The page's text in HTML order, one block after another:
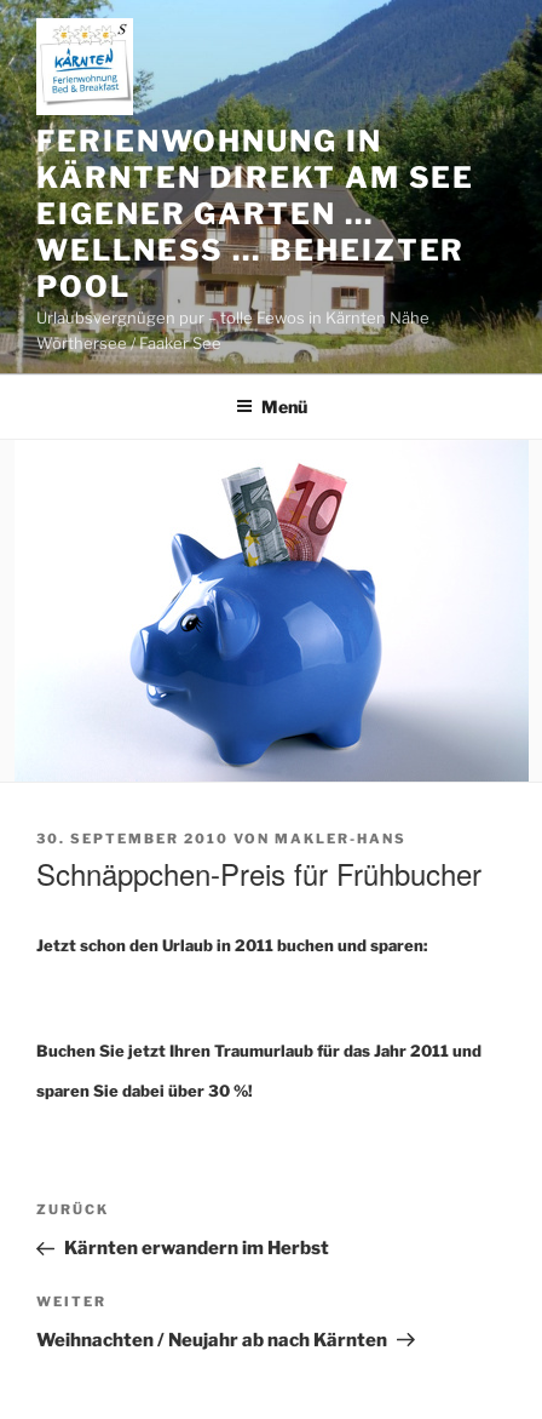
Zum
Inhalt
springen
FERIENWOHNUNG IN
KÄRNTEN DIREKT AM SEE
EIGENER GARTEN …
WELLNESS … BEHEIZTER
POOL
Urlaubsvergnügen pur – tolle Fewos in Kärnten Nähe
Wörthersee / Faaker See
Menü
VERÖFFENTLICHT
30. SEPTEMBER 2010 VON MAKLER-HANS
Schnäppchen-Preis für Frühbucher
Jetzt schon den Urlaub in 2011 buchen und sparen:
Buchen Sie jetzt Ihren Traumurlaub für das Jahr 2011 und
sparen Sie dabei über 30 %!
Beitragsnavigation
Vorheriger
Beitrag
ZURÜCK
Kärnten erwandern im Herbst
Nächster
Beitrag
WEITER
Weihnachten / Neujahr ab nach Kärnten